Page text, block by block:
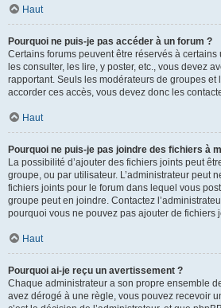
Haut
Pourquoi ne puis-je pas accéder à un forum ?
Certains forums peuvent être réservés à
les consulter, les lire, y poster, etc., vous devez
rapportant. Seuls les modérateurs de groupes et
accorder ces accès, vous devez donc les
Haut
Pourquoi ne puis-je pas joindre des fichiers à
La possibilité d’ajouter des fichiers joints peut
groupe, ou par utilisateur. L’administrateur peut
fichiers joints pour le forum dans lequel vous
groupe peut en joindre. Contactez
pourquoi vous ne pouvez pas ajouter de fichiers
Haut
Pourquoi ai-je reçu un avertissement ?
Chaque administrateur a son propre ensemble
avez dérogé à une règle, vous pouvez recevoir